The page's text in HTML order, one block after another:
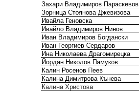
Захари Владимиров Параскевов
Зорница Стоянова Джевизова
Ивайла Геновска
Ивайло Владимиров Нинов
Иван Владимиров Богдански
Иван Георгиев Сердаров
Ина Николаева Драгомирецка
Йордан Николов Памуков
Калин Росенов Пеев
Калина Димитрова Кънева
Калина Христова